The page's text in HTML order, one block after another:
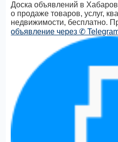
Доска объявлений в
о продаже товаров, услуг,
недвижимости, бесплатно.
объявление через ✆